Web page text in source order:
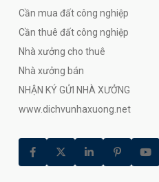
Cần mua đất công nghiệp
Cần thuê đất công nghiệp
Nhà xưởng cho thuê
Nhà xưởng bán
NHẬN KÝ GỬI NHÀ XƯỞNG
www.dichvunhaxuong.net